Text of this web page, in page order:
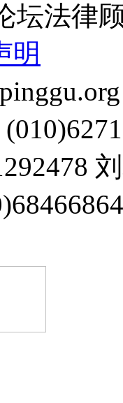
坛法律
明